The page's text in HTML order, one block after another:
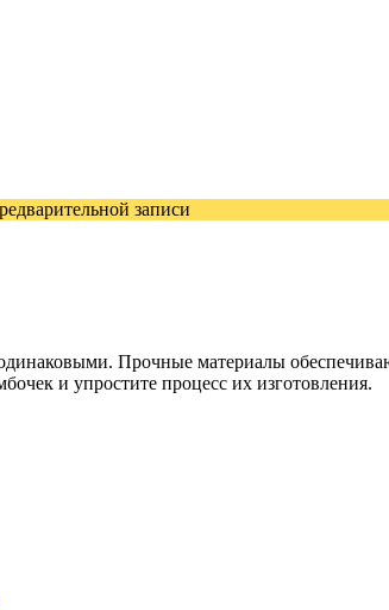
записи
Прочные материалы
и упростите процесс их изготовления.